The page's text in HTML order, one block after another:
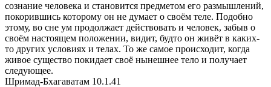
Шримад-Бхагаватам 10.1.41